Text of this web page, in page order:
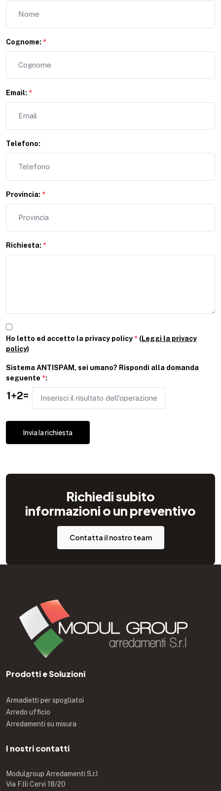
Cognome: *
Email: *
Telefono:
Provincia: *
Richiesta: *
Ho letto ed accetto la privacy policy* (Leggi la privacy
policy)
Sistema ANTISPAM, sei umano? Rispondi alla domanda
seguente *:
1+2=
Invia la richiesta
Richiedi subito
informazioni o un preventivo
Contatta il nostro team
Prodotti e Soluzioni
Armadietti per spogliatoi
Arredo ufficio
Arredamenti su misura
I nostri contatti
Modulgroup Arredamenti S.r.l
Via F.lli Cervi 18/20